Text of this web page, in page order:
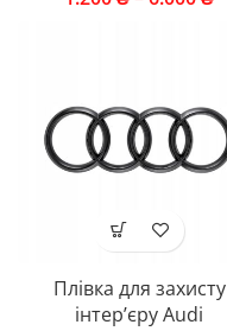
Плівка для захисту
інтер’єру Audi